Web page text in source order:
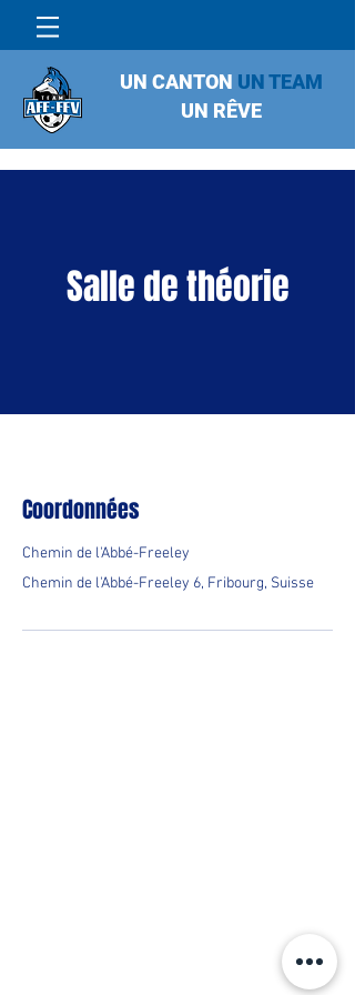
UN CANTON UN TEAM
UN RÊVE
Salle de théorie
Coordonnées
Chemin de l'Abbé-Freeley
Chemin de l'Abbé-Freeley 6, Fribourg, Suisse